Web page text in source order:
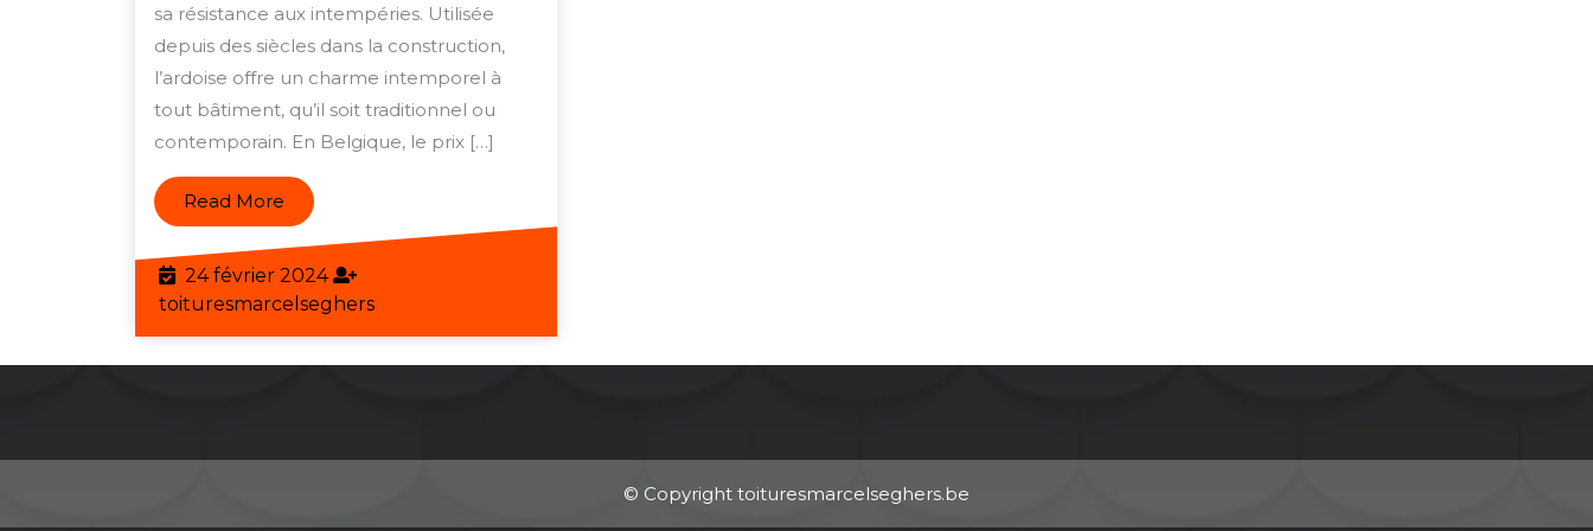
de
l’Ardoise
pour
Votre
Toiture
sa résistance aux intempéries. Utilisée
depuis des siècles dans la construction,
l’ardoise offre un charme intemporel à
tout bâtiment, qu’il soit traditionnel ou
contemporain. En Belgique, le prix […]
Read More Read
More
24 février 202424
février
2024
toituresmarcelsegherstoituresmarcelseghers
© Copyright toituresmarcelseghers.be